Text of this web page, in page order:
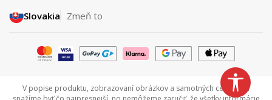
Slovakia Zmeň to
V popise produktu, zobrazovaní obrázkov a samotných cenách sa